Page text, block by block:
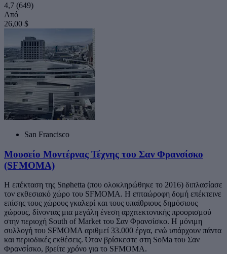
4,7 (649)
Από
26,00 $
San Francisco
Μουσείο Μοντέρνας Τέχνης του Σαν Φρανσίσκο
(SFMOMA)
Η επέκταση της Snøhetta (που ολοκληρώθηκε το 2016) διπλασίασε
τον εκθεσιακό χώρο του SFMOMA. Η επταώροφη δομή επέκτεινε
επίσης τους χώρους γκαλερί και τους υπαίθριους δημόσιους
χώρους, δίνοντας μια μεγάλη ένεση αρχιτεκτονικής προορισμού
στην περιοχή South of Market του Σαν Φρανσίσκο. Η μόνιμη
συλλογή του SFMOMA αριθμεί 33.000 έργα, ενώ υπάρχουν πάντα
και περιοδικές εκθέσεις. Όταν βρίσκεστε στη SoMa του Σαν
Φρανσίσκο, βρείτε χρόνο για το SFMOMA.